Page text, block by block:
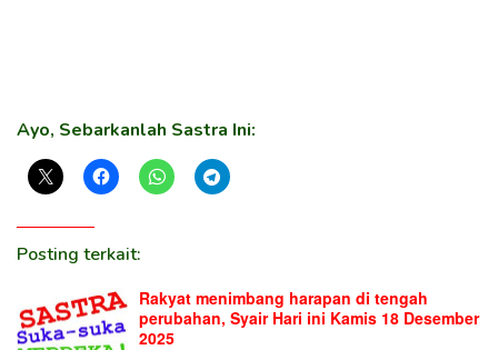
Ayo, Sebarkanlah Sastra Ini:
Posting terkait:
Rakyat menimbang harapan di tengah
perubahan, Syair Hari ini Kamis 18 Desember
2025